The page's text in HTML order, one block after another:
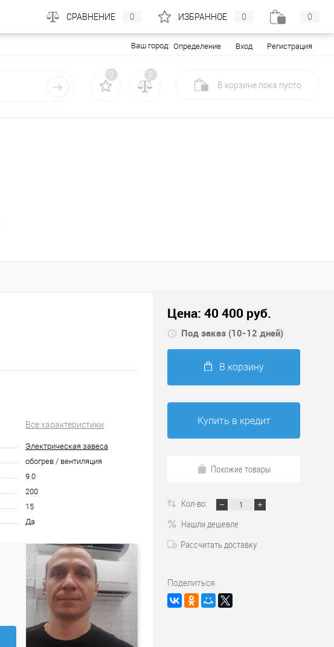
Ваш город: Определение Вход Регистрация
0 0
В корзине пока пусто
Все характеристики
Электрическая завеса
обогрев / вентиляция
9.0
200
15
Да
Цена: 40 400 руб.
Под заказ (10-12 дней)
В корзину
Купить в кредит
Похожие товары
Кол-во:
Нашли дешевле
Рассчитать доставку
Поделиться
СРАВНЕНИЕ 0 ИЗБРАННОЕ 0 0